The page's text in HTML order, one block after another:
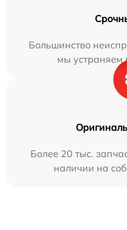
Большинство
мы устраняем
Более 20 тыс.
наличии на